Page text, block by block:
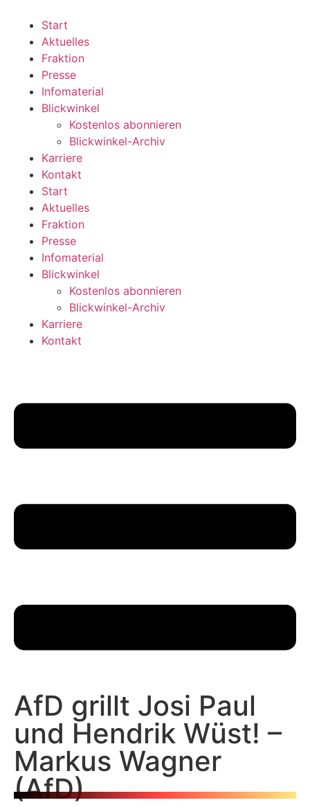
wechseln
Start
Aktuelles
Fraktion
Presse
Infomaterial
Blickwinkel
Kostenlos abonnieren
Blickwinkel-Archiv
Karriere
Kontakt
Start
Aktuelles
Fraktion
Presse
Infomaterial
Blickwinkel
Kostenlos abonnieren
Blickwinkel-Archiv
Karriere
Kontakt
AfD grillt Josi Paul
und Hendrik Wüst! –
Markus Wagner
(AfD)